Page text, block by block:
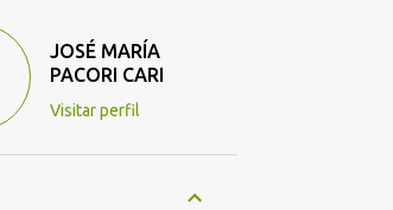
JOSÉ MARÍA
PACORI CARI
Visitar perfil